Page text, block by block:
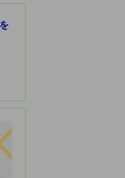
チコミ